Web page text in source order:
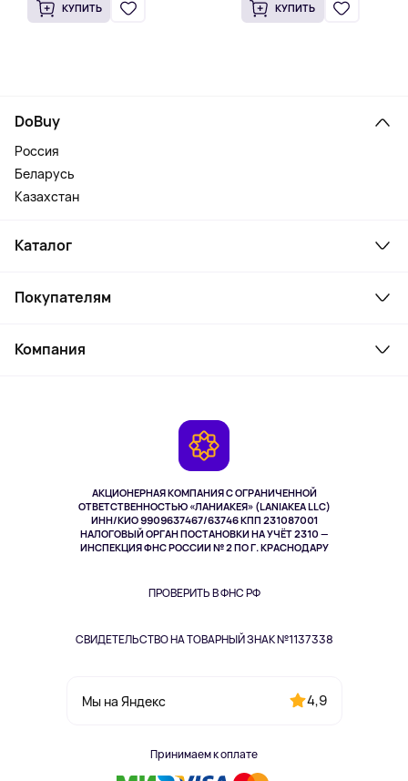
КУПИТЬ КУПИТЬ
АКЦИОНЕРНАЯ КОМПАНИЯ С ОГРАНИЧЕННОЙ
ОТВЕТСТВЕННОСТЬЮ «ЛАНИАКЕЯ» (LANIAKEA LLC)
ИНН/КИО 9909637467/63746 КПП 231087001
НАЛОГОВЫЙ ОРГАН ПОСТАНОВКИ НА УЧЁТ 2310 —
ИНСПЕКЦИЯ ФНС РОССИИ № 2 ПО Г. КРАСНОДАРУ
ПРОВЕРИТЬ В ФНС РФ
СВИДЕТЕЛЬСТВО НА ТОВАРНЫЙ ЗНАК №1137338
Мы на Яндекс 4,9
Принимаем к оплате
DoBuy
Россия
Беларусь
Казахстан
Каталог
Ноутбуки, мониторы, VR
Косметика и уход
Здоровье питомцев
Одежда и аксессуары
Покупателям
Как заказать
Компания